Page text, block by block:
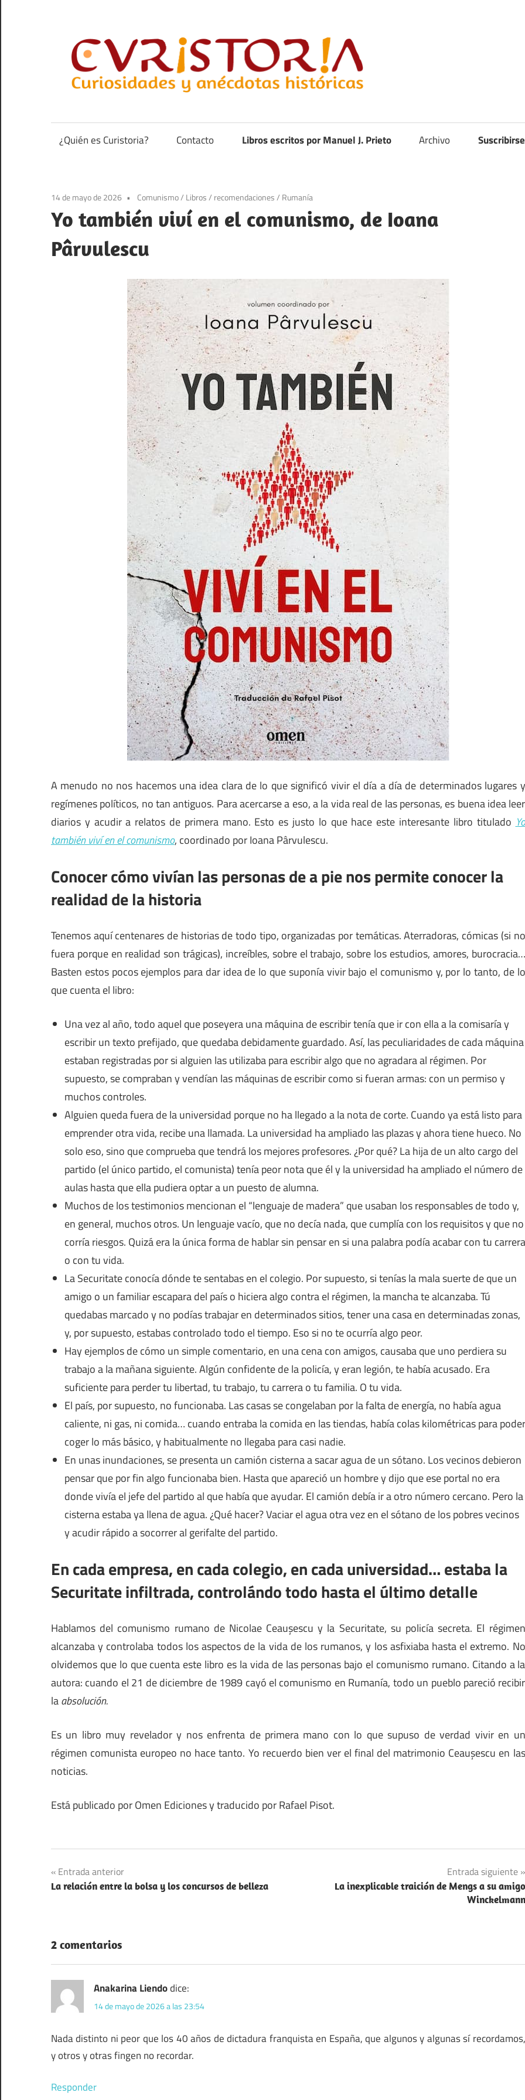
contenido
anécdotas
de
¿Quién es Curistoria? Contacto Libros escritos por Manuel J. Prieto Archivo
14 de mayo de 2026 Comunismo/ Libros/ recomendaciones/ Rumanía
Yo también viví en el comunismo, de Ioana
Pârvulescu
A menudo no nos hacemos una idea clara de lo que significó vivir el día a día de determinados lugares y
regímenes políticos, no tan antiguos. Para acercarse a eso, a la vida real de las personas, es buena idea leer
diarios y acudir a relatos de primera mano. Esto es justo lo que hace este interesante libro titulado Yo
también viví en el comunismo, coordinado por Ioana Pârvulescu.
Conocer cómo vivían las personas de a pie nos permite conocer la
realidad de la historia
Tenemos aquí centenares de historias de todo tipo, organizadas por temáticas. Aterradoras, cómicas (si no
fuera porque en realidad son trágicas), increíbles, sobre el trabajo, sobre los estudios, amores, burocracia…
Basten estos pocos ejemplos para dar idea de lo que suponía vivir bajo el comunismo y, por lo tanto, de lo
que cuenta el libro:
Una vez al año, todo aquel que poseyera una máquina de escribir tenía que ir con ella a la comisaría y
escribir un texto prefijado, que quedaba debidamente guardado. Así, las peculiaridades de cada máquina
estaban registradas por si alguien las utilizaba para escribir algo que no agradara al régimen. Por
supuesto, se compraban y vendían las máquinas de escribir como si fueran armas: con un permiso y
muchos controles.
Alguien queda fuera de la universidad porque no ha llegado a la nota de corte. Cuando ya está listo para
emprender otra vida, recibe una llamada. La universidad ha ampliado las plazas y ahora tiene hueco. No
solo eso, sino que comprueba que tendrá los mejores profesores. ¿Por qué? La hija de un alto cargo del
partido (el único partido, el comunista) tenía peor nota que él y la universidad ha ampliado el número de
aulas hasta que ella pudiera optar a un puesto de alumna.
Muchos de los testimonios mencionan el “lenguaje de madera” que usaban los responsables de todo y,
en general, muchos otros. Un lenguaje vacío, que no decía nada, que cumplía con los requisitos y que no
corría riesgos. Quizá era la única forma de hablar sin pensar en si una palabra podía acabar con tu carrera
o con tu vida.
La Securitate conocía dónde te sentabas en el colegio. Por supuesto, si tenías la mala suerte de que un
amigo o un familiar escapara del país o hiciera algo contra el régimen, la mancha te alcanzaba. Tú
quedabas marcado y no podías trabajar en determinados sitios, tener una casa en determinadas zonas,
y, por supuesto, estabas controlado todo el tiempo. Eso si no te ocurría algo peor.
Hay ejemplos de cómo un simple comentario, en una cena con amigos, causaba que uno perdiera su
trabajo a la mañana siguiente. Algún confidente de la policía, y eran legión, te había acusado. Era
suficiente para perder tu libertad, tu trabajo, tu carrera o tu familia. O tu vida.
El país, por supuesto, no funcionaba. Las casas se congelaban por la falta de energía, no había agua
caliente, ni gas, ni comida… cuando entraba la comida en las tiendas, había colas kilométricas para poder
coger lo más básico, y habitualmente no llegaba para casi nadie.
En unas inundaciones, se presenta un camión cisterna a sacar agua de un sótano. Los vecinos debieron
pensar que por fin algo funcionaba bien. Hasta que apareció un hombre y dijo que ese portal no era
donde vivía el jefe del partido al que había que ayudar. El camión debía ir a otro número cercano. Pero la
cisterna estaba ya llena de agua. ¿Qué hacer? Vaciar el agua otra vez en el sótano de los pobres vecinos
y acudir rápido a socorrer al gerifalte del partido.
En cada empresa, en cada colegio, en cada universidad… estaba la
Securitate infiltrada, controlándo todo hasta el último detalle
Hablamos del comunismo rumano de Nicolae Ceaușescu y la Securitate, su policía secreta. El régimen
alcanzaba y controlaba todos los aspectos de la vida de los rumanos, y los asfixiaba hasta el extremo. No
olvidemos que lo que cuenta este libro es la vida de las personas bajo el comunismo rumano. Citando a la
autora: cuando el 21 de diciembre de 1989 cayó el comunismo en Rumanía, todo un pueblo pareció recibir
laabsolución.
Es un libro muy revelador y nos enfrenta de primera mano con lo que supuso de verdad vivir en un
régimen comunista europeo no hace tanto. Yo recuerdo bien ver el final del matrimonio Ceaușescu en las
noticias.
Está publicado por Omen Ediciones y traducido por Rafael Pisot.
Libros
Navegación
de
Entrada anterior
La relación entre la bolsa y los concursos de belleza
Entrada siguiente
La inexplicable traición de Mengs a su amigo
Winckelmann
2 comentarios
Anakarina Liendodice:
14 de mayo de 2026 a las 23:54
Nada distinto ni peor que los 40 años de dictadura franquista en España, que algunos y algunas sí recordamos,
y otros y otras fingen no recordar.
Responder